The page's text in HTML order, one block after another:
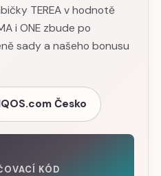
TEREA v hodnotě
i ONE zbude po
sady a našeho bonusu
Česko
KÓD